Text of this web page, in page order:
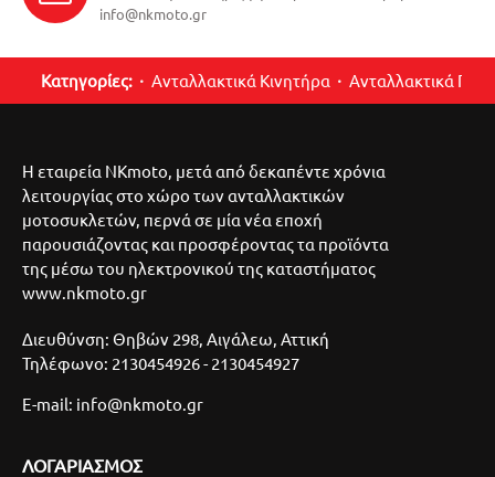
info@nkmoto.gr
Κατηγορίες: Ανταλλακτικά Κινητήρα Ανταλλακτικά
Η εταιρεία NKmoto, μετά από δεκαπέντε χρόνια
λειτουργίας στο χώρο των ανταλλακτικών
μοτοσυκλετών, περνά σε μία νέα εποχή
παρουσιάζοντας και προσφέροντας τα προϊόντα
της μέσω του ηλεκτρονικού της καταστήματος
www.nkmoto.gr
Διευθύνση: Θηβών 298, Αιγάλεω, Αττική
Τηλέφωνο: 2130454926 - 2130454927
E-mail: info@nkmoto.gr
ΛΟΓΑΡΙΑΣΜΌΣ